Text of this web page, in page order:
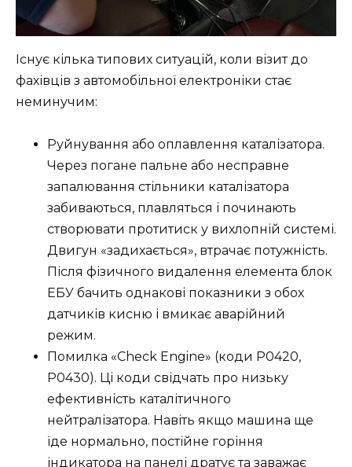
Існує кілька типових ситуацій, коли візит до
фахівців з автомобільної електроніки стає
неминучим:
Руйнування або оплавлення каталізатора.
Через погане пальне або несправне
запалювання стільники каталізатора
забиваються, плавляться і починають
створювати протитиск у вихлопній системі.
Двигун «задихається», втрачає потужність.
Після фізичного видалення елемента блок
ЕБУ бачить однакові показники з обох
датчиків кисню і вмикає аварійний
режим.
Помилка «Check Engine» (коди P0420,
P0430). Ці коди свідчать про низьку
ефективність каталітичного
нейтралізатора. Навіть якщо машина ще
їде нормально, постійне горіння
індикатора на панелі дратує та заважає